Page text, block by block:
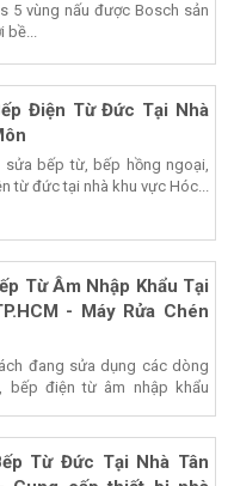
5 vùng nấu được Bosch sản
bề...
Điện Từ Đức Tại Nhà
sửa bếp từ, bếp hồng ngoại,
từ đức tại nhà khu vực Hóc...
Từ Âm Nhập Khẩu Tại
- Máy Rửa Chén
đang sửa dụng các dòng
bếp điện từ âm nhập khẩu
Từ Đức Tại Nhà Tân